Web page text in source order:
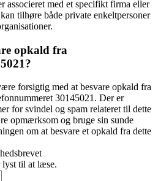
associeret med et specifikt firma eller
tilhøre både private enkeltpersoner
opkald fra
forsigtig med at besvare opkald fra
30145021. Der er
for svindel og spam relateret til dette
opmærksom og bruge sin sunde
om at besvare et opkald fra dette
lyst til at læse.